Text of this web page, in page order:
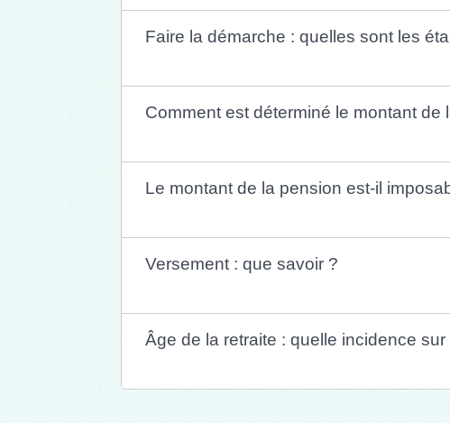
Faire la démarche : quelles sont les
Comment est déterminé le montant de
Le montant de la pension est-il
Versement : que savoir ?
Âge de la retraite : quelle incidence